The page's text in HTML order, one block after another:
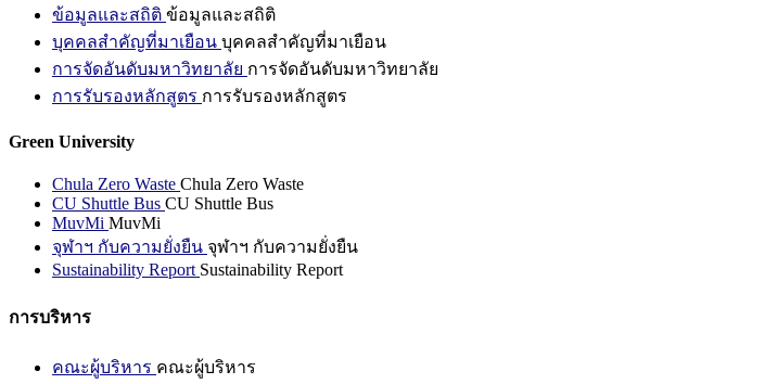
ข้อมูลและสถิติ ข้อมูลและสถิติ
บุคคลสำคัญที่มาเยือน บุคคลสำคัญที่มาเยือน
การจัดอันดับมหาวิทยาลัย การจัดอันดับมหาวิทยาลัย
การรับรองหลักสูตร การรับรองหลักสูตร
Green University
Chula Zero Waste Chula Zero Waste
CU Shuttle Bus CU Shuttle Bus
MuvMi MuvMi
จุฬาฯ กับความยั่งยืน จุฬาฯ กับความยั่งยืน
Sustainability Report Sustainability Report
การบริหาร
คณะผู้บริหาร คณะผู้บริหาร